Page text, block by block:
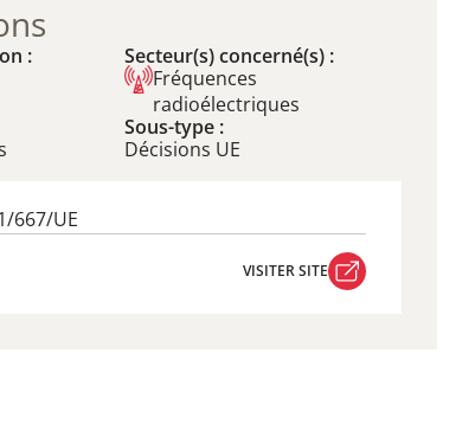
:
Secteur(s) concerné(s) :
Fréquences
radioélectriques
Sous-type :
Décisions UE
667/UE
VISITER SITE